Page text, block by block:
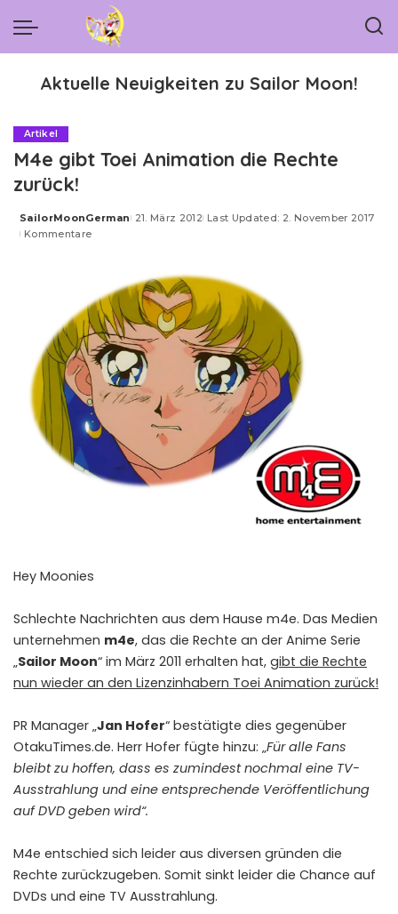
Aktuelle Neuigkeiten zu Sailor Moon!
Artikel
M4e gibt Toei Animation die Rechte
zurück!
Posted
by
SailorMoonGerman 21. März 2012 Last Updated: 2. November 2017
Kommentare
Hey Moonies
Schlechte Nachrichten aus dem Hause m4e. Das Medien
unternehmen m4e, das die Rechte an der Anime Serie
„Sailor Moon“ im März 2011 erhalten hat, gibt die Rechte
nun wieder an den Lizenzinhabern Toei Animation zurück!
PR Manager „Jan Hofer“ bestätigte dies gegenüber
OtakuTimes.de. Herr Hofer fügte hinzu: „Für alle Fans
bleibt zu hoffen, dass es zumindest nochmal eine TV-
Ausstrahlung und eine entsprechende Veröffentlichung
auf DVD geben wird“.
M4e entschied sich leider aus diversen gründen die
Rechte zurückzugeben. Somit sinkt leider die Chance auf
DVDs und eine TV Ausstrahlung.